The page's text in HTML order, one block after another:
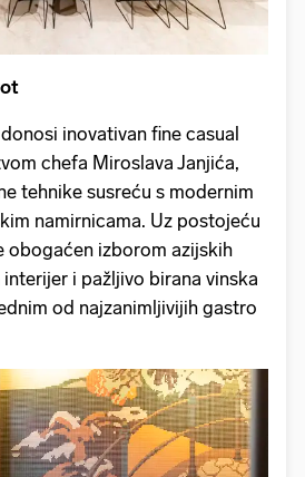
inovativan fine casual
chefa Miroslava Janjića,
tehnike susreću s modernim
namirnicama. Uz postojeću
obogaćen izborom azijskih
i pažljivo birana vinska
od najzanimljivijih gastro